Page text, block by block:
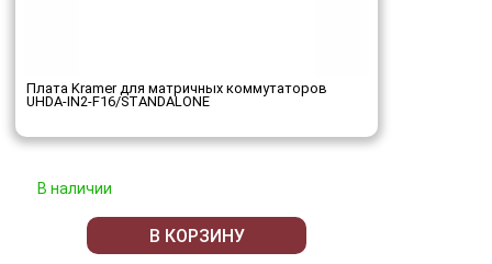
Плата Kramer для матричных коммутаторов
UHDA-IN2-F16/STANDALONE
В наличии
В КОРЗИНУ